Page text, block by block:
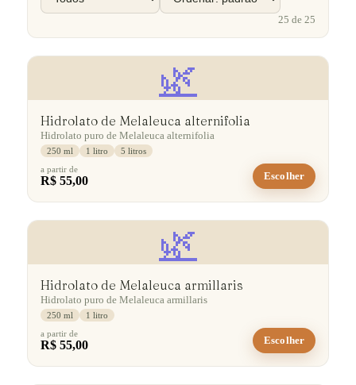
25 de25
🌿
Hidrolato de Melaleuca alternifolia
Hidrolato puro de Melaleuca alternifolia
250 ml 1 litro
5 litros
a partir de
R$ 55,00 Escolher
🌿
Hidrolato de Melaleuca armillaris
Hidrolato puro de Melaleuca armillaris
250 ml
1 litro
a partir de
R$ 55,00 Escolher